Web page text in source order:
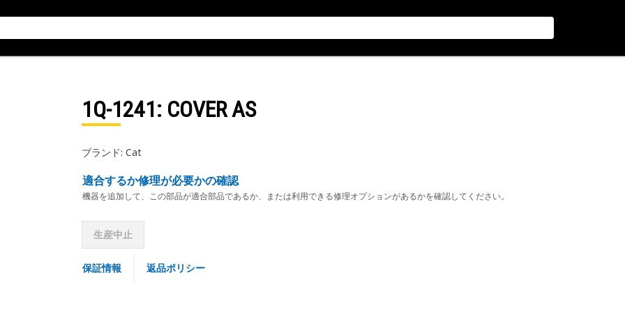
1Q-1241: COVER AS
ブランド: Cat
適合するか修理が必要かの確認
機器を追加して、この部品が適合部品であるか、または利用できる修理オプションがあるかを確認してください。
生産中止
保証情報 返品ポリシー